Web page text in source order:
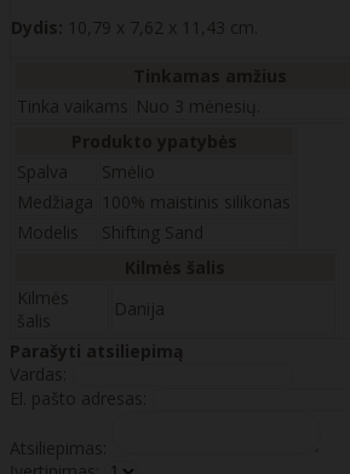
Dydis: 10,79 x 7,62 x 11,43 cm.
Tinka vaikams Nuo 3 mėnesių.
Spalva
Smėlio
Medžiaga
100% maistinis silikonas
Modelis
Shifting Sand
Kilmės
šalis
Danija
Parašyti atsiliepimą
Vardas:
El. pašto adresas:
Atsiliepimas: